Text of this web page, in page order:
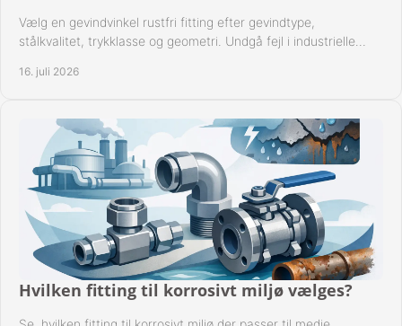
Vælg en gevindvinkel rustfri fitting efter gevindtype,
stålkvalitet, trykklasse og geometri. Undgå fejl i industrielle
16. juli 2026
Hvilken fitting til korrosivt miljø vælges?